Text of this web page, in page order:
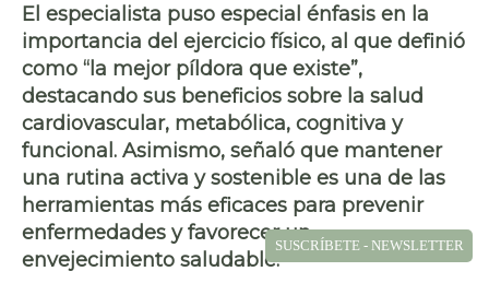
El especialista puso especial énfasis en la
importancia del ejercicio físico, al que definió
como “la mejor píldora que existe”,
destacando sus beneficios sobre la salud
cardiovascular, metabólica, cognitiva y
funcional. Asimismo, señaló que mantener
una rutina activa y sostenible es una de las
herramientas más eficaces para prevenir
enfermedades y favorecer un
envejecimiento saludable.
SUSCRÍBETE - NEWSLETTER